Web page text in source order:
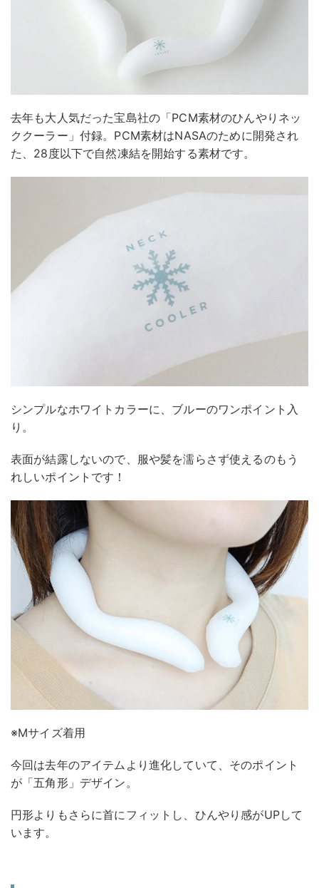
去年も大人気だった宝島社の「PCM素材のひんやりネッ
ククーラー」付録。PCM素材はNASAのために開発され
た、28度以下で自然凍結を開始する素材です。
シンプルなホワイトカラーに、ブルーのワンポイント入
り。
表面が結露しないので、服や髪を濡らさず使えるのもう
れしいポイントです！
※Mサイズ着用
今回は去年のアイテムより進化していて、そのポイント
が「五角形」デザイン。
円形よりもさらに首にフィットし、ひんやり感がUPして
います。